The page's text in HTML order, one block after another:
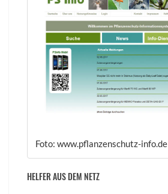
Foto: www.pflanzenschutz-info.de
HELFER AUS DEM NETZ